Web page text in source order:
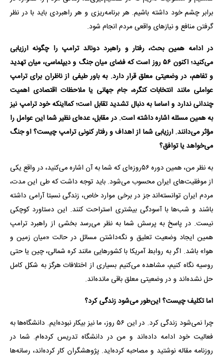
برابر چشم خود داشته باشیم. هر برنامه‌ریزی و هر راهبردی باید با در نظر
گرفتن منافع و نیازهای واقعی مردم انجام شود.
در ادامه همین بحث، رفتار و راهبرد دونالد ترامپ را چگونه ارزیابی
می‌کنید؛ اکنون ۵۶ روز است که فضای میان جنگ و دیپلماسی، میان تهدید
و تفاهم، در وضعیتی معلق قرار دارد. به باور طیفی از ناظران برای ترامپ
عواملی مانند انتخابات کنگره، جام جهانی یا ملاحظات اقتصادی اهمیت
چندانی ندارد و اساسا به دنبال تشدید تقابل است؛ کمااینکه خود ترامپ نیز
به همین مسئله اشاره داشته است. در مقابل، عده‌ای نظیر شما این عوامل را
مؤثر می‌دانند. ارزیابی شما از اهداف و رفتار کنونی ترامپ چیست؟ او جنگ
می‌خواهد یا توافق؟
به نظر من، همین دوره ۵۶روزه‌ای که شما به آن اشاره می‌کنید، در واقع یکی
از موفقیت‌های ایران محسوب می‌شود. باید توجه داشت که طی این مدت،
مردم ایران توانسته‌اند جز در برخی موارد خاص، زندگی نسبتا آرامی داشته
باشند و شب‌ها با آسودگی بیشتری استراحت کنند. این دستاورد کوچکی
نیست. در پاسخ به پرسش شما به نظر می‌رسد بخشی از راهبرد ترامپ
همین ایجاد وضعیت تعلیق و نگه‌داشتن مسائل در حالت «میان زمین و
هوا» باشد. اگر به روابط آمریکا با کشورهایی مانند کره شمالی، چین یا حتی
روسیه نگاه کنیم، مشاهده می‌کنیم بسیاری از اختلافات هرگز به شکل کامل
حل نشده‌اند و در وضعیتی معلق باقی مانده‌اند.
اما تکلیف چیست؟ این‌طور می‌شود زندگی کرد؟
چرا نمی‌شود زندگی کرد. در این ۵۶ روز، ما نیز بیکار نبوده‌ایم. دانشگاه‌ها به
فعالیت خود ادامه داده‌اند و من در دانشگاه تدریس کرده‌ام. شما در
روزنامه مقاله نوشتید و مصاحبه کرده‌اید. پژوهشگران کار کرده‌اند، رسانه‌ها